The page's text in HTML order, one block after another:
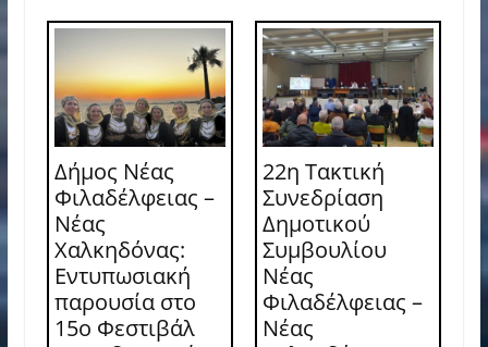
Δήμος Νέας
Φιλαδέλφειας –
Νέας
Χαλκηδόνας:
Εντυπωσιακή
παρουσία στο
15ο Φεστιβάλ
22η Τακτική
Συνεδρίαση
Δημοτικού
Συμβουλίου
Νέας
Φιλαδέλφειας –
Νέας